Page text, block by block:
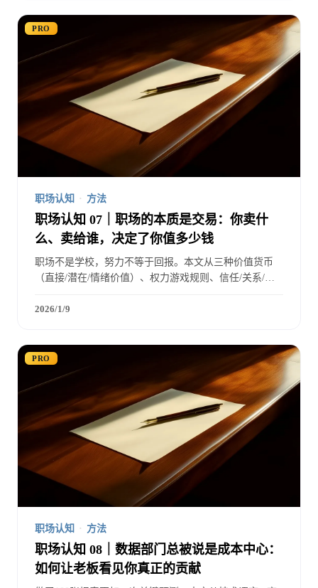
PRO
职场认知 · 方法
职场认知 07｜职场的本质是交易：你卖什
么、卖给谁，决定了你值多少钱
职场不是学校，努力不等于回报。本文从三种价值货币
（直接/潜在/情绪价值）、权力游戏规则、信任/关系/声
换的底层逻辑。
2026/1/9
PRO
职场认知 · 方法
职场认知 08｜数据部门总被说是成本中心：
如何让老板看见你真正的贡献